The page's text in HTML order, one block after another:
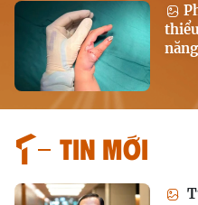
Tin mới